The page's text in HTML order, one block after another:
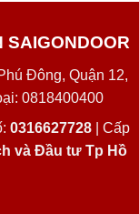
SAIGONDOOR
Đông, Quận 12,
0818400400
0316627728| Cấp
và Đầu tư Tp Hồ